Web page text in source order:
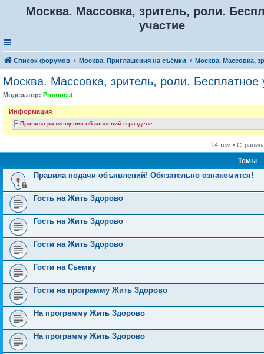
Москва. Массовка, зритель, роли.
участие
Список форумов Москва. Приглашения на съёмки Москва. Массовка,
Москва. Массовка, зритель, роли. Бесплатное
Модератор: Promocat
Информация
Правила размещения объявлений в разделе
14 тем •
Темы
Правила подачи объявлений! Обязательно ознакомится!
Гость на Жить Здорово
Гость на Жить Здорово
Гости на Жить Здорово
Гости на Сьемку
Гости на программу Жить Здорово
На программу Жить Здорово
На программу Жить Здорово